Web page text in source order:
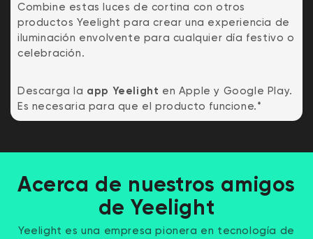
Combine estas luces de cortina con otros
productos Yeelight para crear una experiencia de
iluminación envolvente para cualquier día festivo o
celebración.
Descarga la app Yeelight en Apple y Google Play.
Es necesaria para que el producto funcione.*
Acerca de nuestros amigos
de Yeelight
Yeelight es una empresa pionera en tecnología de